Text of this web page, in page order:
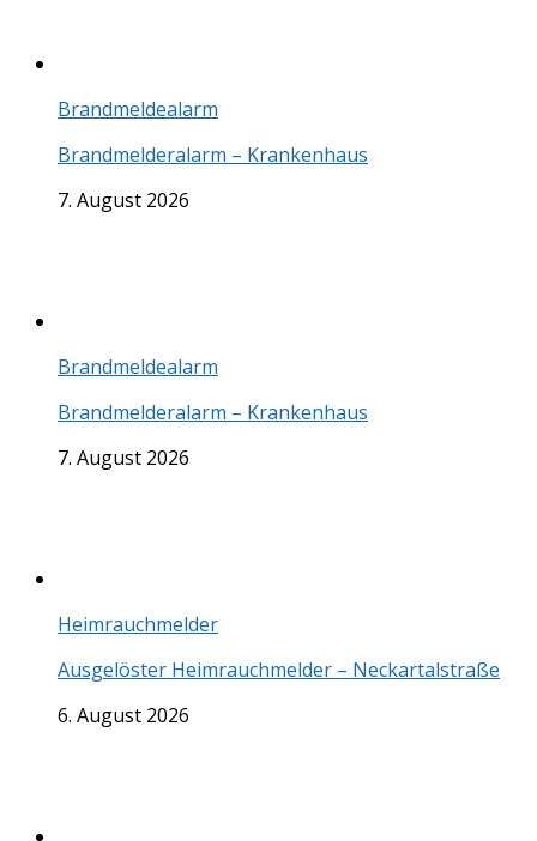
Brandmeldealarm
Brandmelderalarm – Krankenhaus
7. August 2026
Brandmeldealarm
Brandmelderalarm – Krankenhaus
7. August 2026
Heimrauchmelder
Ausgelöster Heimrauchmelder – Neckartalstraße
6. August 2026